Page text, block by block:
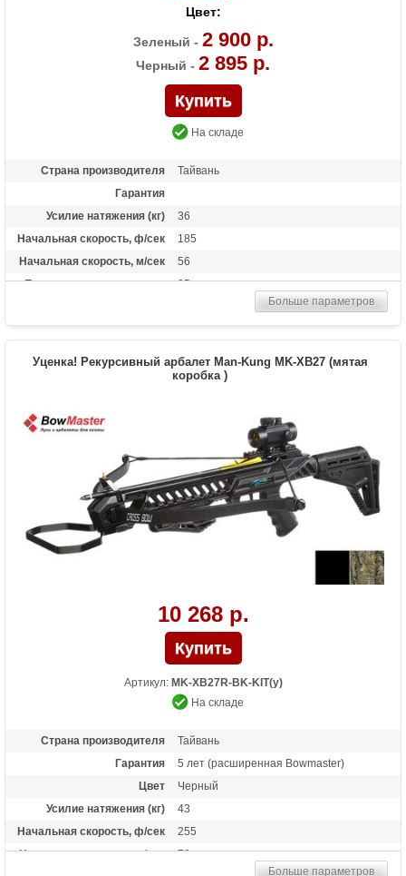
Цвет:
Зеленый - 2 900 р.
Черный - 2 895 р.
На складе
Страна производителя
Тайвань
Гарантия
Усилие натяжения (кг)
36
Начальная скорость, ф/сек
185
Начальная скорость, м/сек
56
Прицельная дальность, м
25
Стандарт стрел (дюймы)
6.5
3 алюминиевые стрелы
Назначение
Пластиковая рукоять, Фиберглассовые
плечи,планка под прицел
Больше параметров
Уценка! Рекурсивный арбалет Man-Kung MK-XB27 (мятая
коробка )
10 268 р.
Артикул: MK-XB27R-BK-KIT(у)
На складе
Страна производителя
Тайвань
Гарантия
5 лет (расширенная Bowmaster)
Цвет
Черный
Усилие натяжения (кг)
43
Начальная скорость, ф/сек
255
Начальная скорость, м/сек
78
Больше параметров